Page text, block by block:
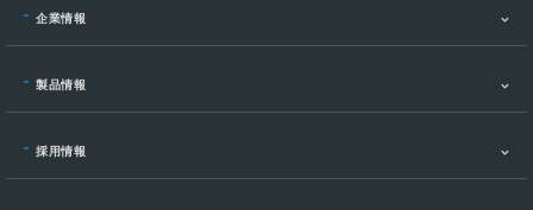
企業情報
製品情報
採用情報